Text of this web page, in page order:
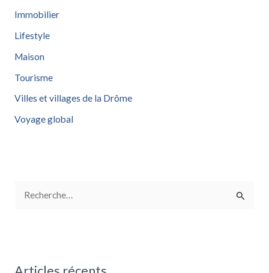
Immobilier
Lifestyle
Maison
Tourisme
Villes et villages de la Drôme
Voyage global